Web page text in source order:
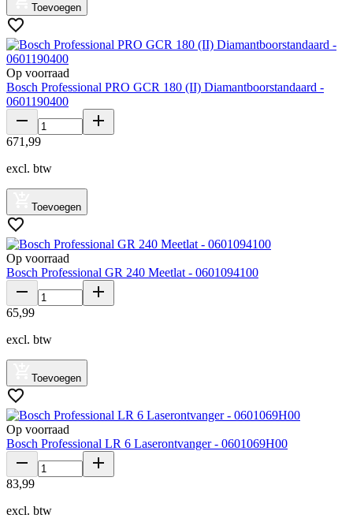
Toevoegen
Op voorraad
Bosch Professional PRO GCR 180 (II) Diamantboorstandaard -
0601190400
671 ,99
excl. btw
Toevoegen
Op voorraad
Bosch Professional GR 240 Meetlat - 0601094100
65,99
excl. btw
Toevoegen
Op voorraad
Bosch Professional LR 6 Laserontvanger - 0601069H00
83,99
excl. btw